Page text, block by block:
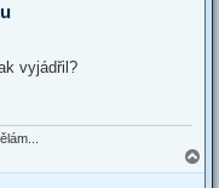
vyjádřil?
o